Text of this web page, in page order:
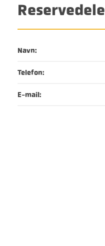
Reservedele
Navn:
Telefon:
E-mail: